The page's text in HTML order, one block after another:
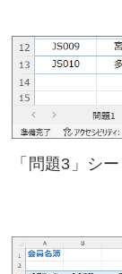
「問題3」シ